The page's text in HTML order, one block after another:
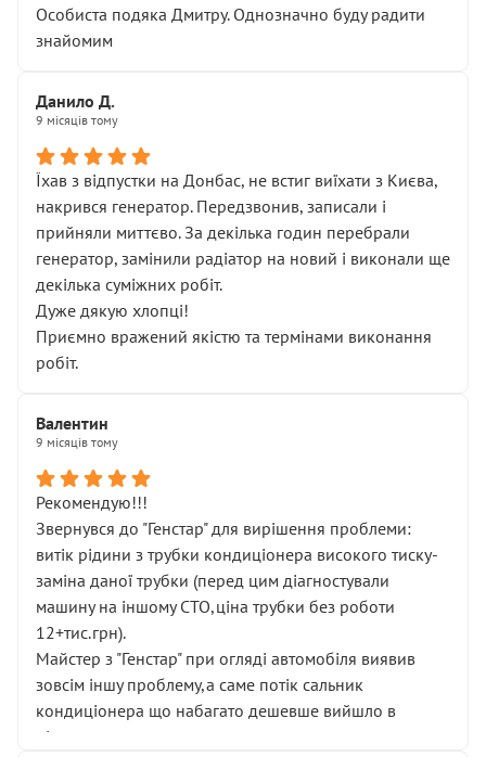
Особиста подяка Дмитру. Однозначно буду радити
знайомим
Данило Д.
9 місяців тому
Їхав з відпустки на Донбас, не встиг виїхати з Києва,
накрився генератор. Передзвонив, записали і
прийняли миттєво. За декілька годин перебрали
генератор, замінили радіатор на новий і виконали ще
декілька суміжних робіт.
Дуже дякую хлопці!
Приємно вражений якістю та термінами виконання
робіт.
Валентин
9 місяців тому
Рекомендую!!!
Звернувся до "Генстар" для вирішення проблеми:
витік рідини з трубки кондиціонера високого тиску-
заміна даної трубки (перед цим діагностували
машину на іншому СТО,ціна трубки без роботи
12+тис.грн).
Майстер з "Генстар" при огляді автомобіля виявив
зовсім іншу проблему,а саме потік сальник
кондиціонера що набагато дешевше вийшло в
підсумку.